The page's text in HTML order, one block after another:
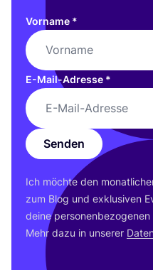
Vorname *
E-Mail-Adresse *
Senden
Ich möch­te den
zum Blog und exklu­si­ven
dei­ne
Mehr dazu in unse­rer